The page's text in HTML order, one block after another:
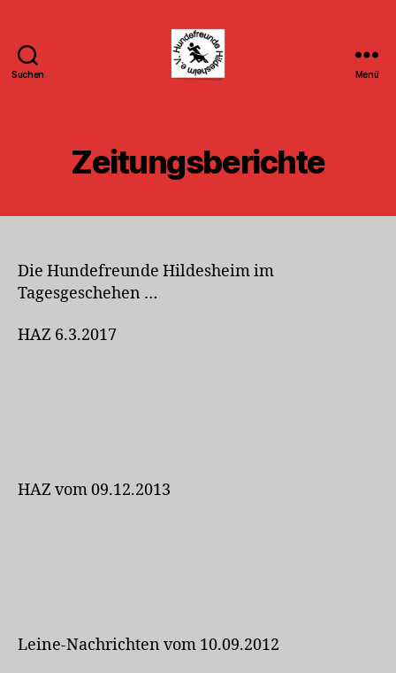
Suchen Menü
Zeitungsberichte
Die Hundefreunde Hildesheim im
Tagesgeschehen …
HAZ 6.3.2017
HAZ vom 09.12.2013
Leine-Nachrichten vom 10.09.2012